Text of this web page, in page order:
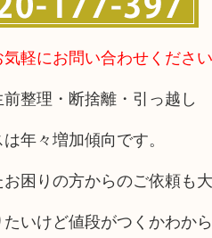
気軽にお問い合わせください
整理・断捨離・引っ越し
年々増加傾向です。
困りの方からのご依頼も大
いけど値段がつくかわか